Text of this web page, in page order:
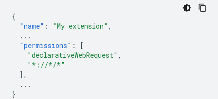
{
"name" : "My extension" ,
...
"permissions" :
[
"declarativeWebRequest" ,
"*://*/*"
],
...
}